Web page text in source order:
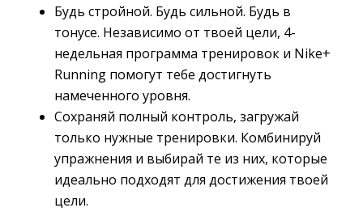
Будь стройной. Будь сильной. Будь в
тонусе. Независимо от твоей цели, 4-
недельная программа тренировок и Nike+
Running помогут тебе достигнуть
намеченного уровня.
Сохраняй полный контроль, загружай
только нужные тренировки. Комбинируй
упражнения и выбирай те из них, которые
идеально подходят для достижения твоей
цели.